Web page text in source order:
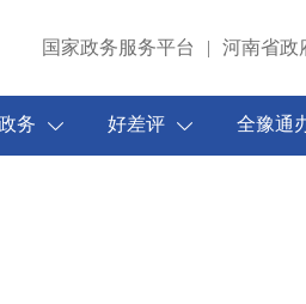
国家政务服务平台 | 河南省政
务 好差评 全豫通